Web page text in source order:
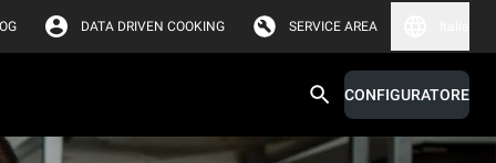
DATA DRIVEN COOKING SERVICE AREA
CONFIGURATORE